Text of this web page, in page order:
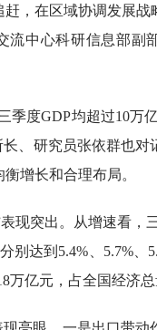
，在区域协调发展战
流中心科研信息部副
季度GDP均超过10万
、研究员张依群也对
增长和合理布局。
现突出。从增速看，
达到5.4%、5.7%、
亿元，占全国经济总